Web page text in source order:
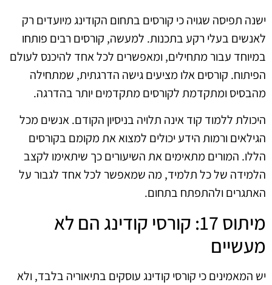
ישנה תפיסה שגויה כי קורסים בתחום הקודינג מיועדים רק
לאנשים בעלי רקע בתכנות. למעשה, קורסים רבים פותחו
במיוחד עבור מתחילים, ומאפשרים לכל אחד להיכנס לעולם
הפיתוח. קורסים אלו מציעים גישה הדרגתית, שמתחילה
מהבסיס ומתקדמת לקורסים מתקדמים יותר בהדרגה.
היכולת ללמוד קוד אינה תלויה בניסיון הקודם. אנשים מכל
הגילאים ורמות הידע יכולים למצוא את מקומם בקורסים
הללו. המורים מתאימים את השיעורים כך שיתאימו לקצב
הלמידה של כל תלמיד, מה שמאפשר לכל אחד לגבור על
האתגרים ולהתפתח בתחום.
מיתוס 17: קורסי קודינג הם לא
מעשיים
יש המאמינים כי קורסי קודינג עוסקים בתיאוריה בלבד, ולא